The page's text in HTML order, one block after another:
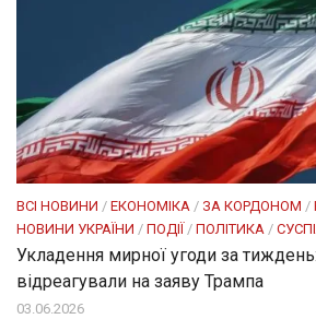
ВСІ НОВИНИ / ЕКОНОМІКА / ЗА КОРДОНОМ /
НОВИНИ УКРАЇНИ / ПОДІЇ / ПОЛІТИКА /
Укладення мирної угоди за тиждень:
відреагували на заяву Трампа
03.06.2026